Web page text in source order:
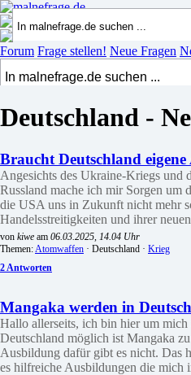
Forum Frage stellen! Neue Fragen
Deutschland -
Braucht Deutschland
Angesichts des Ukraine-Kriegs und
Russland mache ich mir Sorgen um
die USA uns in Zukunft nicht mehr
Handelsstreitigkeiten und ihrer
von kiwe am 06.03.2025, 14.04 Uhr
Themen:Atomwaffen · Deutschland · Krieg
2 Antworten
Mangaka werden in
Hallo allerseits, ich bin hier um
Deutschland möglich ist Mangaka
Ausbildung dafür gibt es nicht. Das
es hilfreiche Ausbildungen die mich